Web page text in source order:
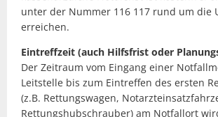
unter der Nummer 116 117 rund um die
erreichen.
Eintreffzeit (auch Hilfsfrist oder
Der Zeitraum vom Eingang einer
Leitstelle bis zum Eintreffen des ersten
(z.B. Rettungswagen,
Rettungshubschrauber) am Notfallort